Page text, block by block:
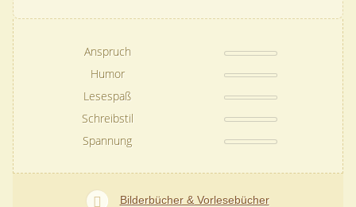
Anspruch
Humor
Lesespaß
Schreibstil
Spannung
Bilderbücher & Vorlesebücher